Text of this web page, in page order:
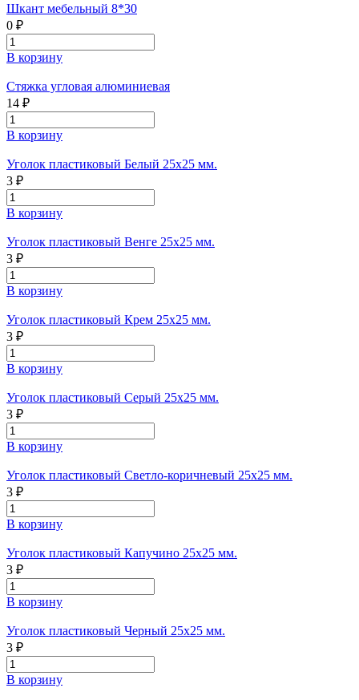
Шкант мебельный 8*30
0 ₽
В корзину
Стяжка угловая алюминиевая
14 ₽
В корзину
Уголок пластиковый Белый 25х25 мм.
3 ₽
В корзину
Уголок пластиковый Венге 25х25 мм.
3 ₽
В корзину
Уголок пластиковый Крем 25х25 мм.
3 ₽
В корзину
Уголок пластиковый Серый 25х25 мм.
3 ₽
В корзину
Уголок пластиковый Светло-коричневый 25х25 мм.
3 ₽
В корзину
Уголок пластиковый Капучино 25х25 мм.
3 ₽
В корзину
Уголок пластиковый Черный 25х25 мм.
3 ₽
В корзину